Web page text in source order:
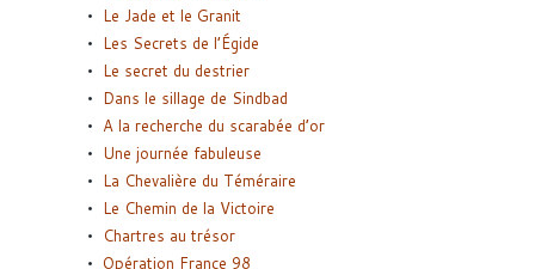
Le Jade et le Granit
Les Secrets de l’Égide
Le secret du destrier
Dans le sillage de Sindbad
A la recherche du scarabée d’or
Une journée fabuleuse
La Chevalière du Téméraire
Le Chemin de la Victoire
Chartres au trésor
Opération France 98